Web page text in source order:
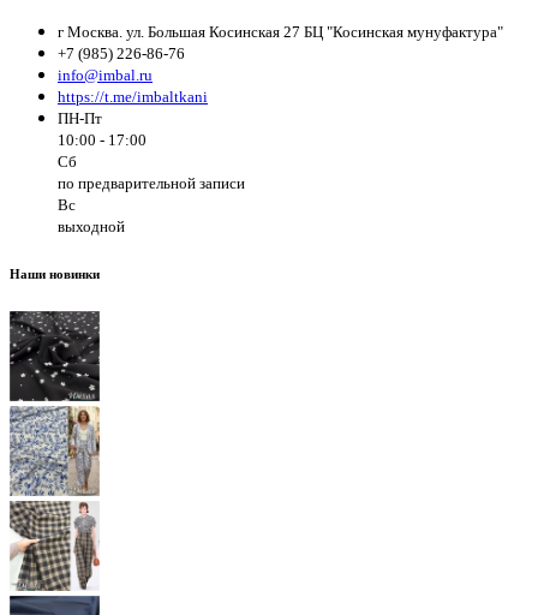
г Москва. ул. Большая Косинская 27 БЦ "Косинская мунуфактура"
+7 (985) 226-86-76
info@imbal.ru
https://t.me/imbaltkani
ПН-Пт
10:00 - 17:00
Сб
по предварительной записи
Вс
выходной
Наши новинки